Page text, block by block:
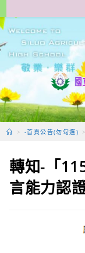
轉
至
要
容
> -首頁公告(勿勾選) >
轉知-「
言能力認